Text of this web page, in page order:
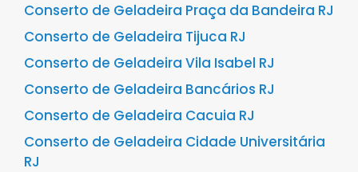
Conserto de Geladeira Praça da Bandeira RJ
Conserto de Geladeira Tijuca RJ
Conserto de Geladeira Vila Isabel RJ
Conserto de Geladeira Bancários RJ
Conserto de Geladeira Cacuia RJ
Conserto de Geladeira Cidade Universitária
RJ